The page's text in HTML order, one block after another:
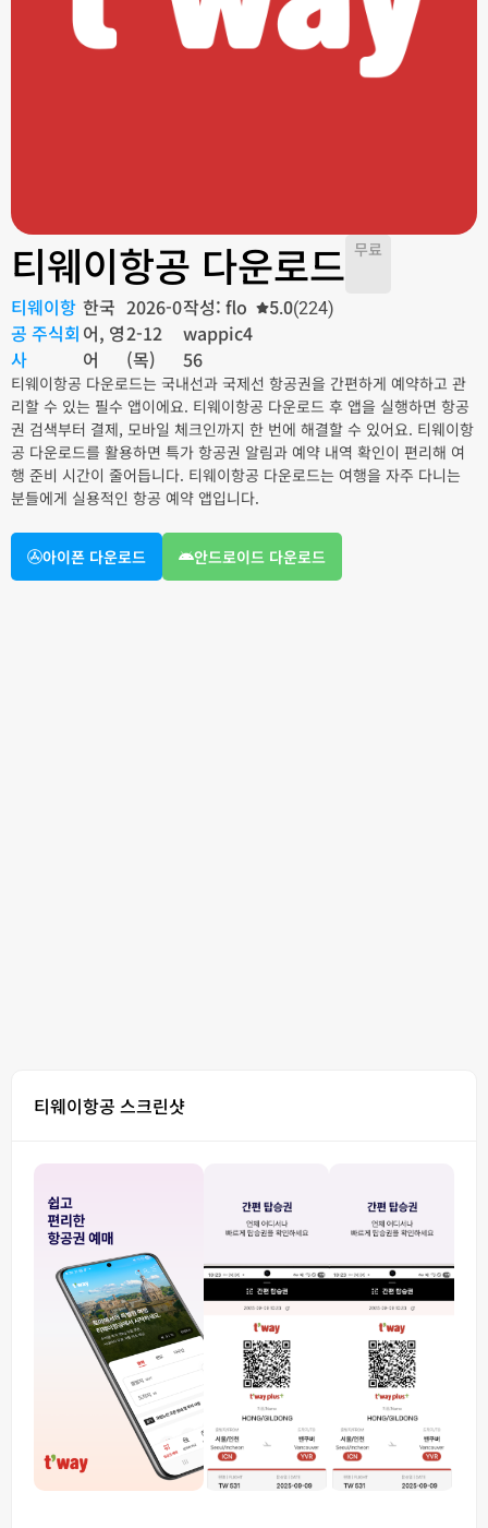
티웨이항공 다운로드 무료
티웨이항
공 주식회
사
한국
어, 영
어
2026-0
2-12
(목)
작성: flo
wappic4
56
5.0(224)
티웨이항공 다운로드는 국내선과 국제선 항공권을 간편하게 예약하고 관
리할 수 있는 필수 앱이에요. 티웨이항공 다운로드 후 앱을 실행하면 항공
권 검색부터 결제, 모바일 체크인까지 한 번에 해결할 수 있어요. 티웨이항
공 다운로드를 활용하면 특가 항공권 알림과 예약 내역 확인이 편리해 여
행 준비 시간이 줄어듭니다. 티웨이항공 다운로드는 여행을 자주 다니는
분들에게 실용적인 항공 예약 앱입니다.
아이폰 다운로드 안드로이드 다운로드
티웨이항공 스크린샷